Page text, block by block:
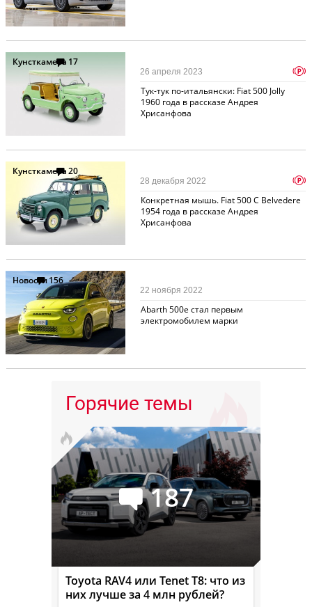
Кунсткамера 17
Тук-тук по-итальянски: Fiat 500 Jolly
1960 года в рассказе Андрея
Хрисанфова
26 апреля 2023 p
Кунсткамера20
Конкретная мышь. Fiat 500 C Belvedere
1954 года в рассказе Андрея
Хрисанфова
28 декабря 2022 p
Новости156
Abarth 500e стал первым
электромобилем марки
22 ноября 2022
Горячие темы
187
Toyota RAV4 или Tenet T8: что из
них лучше за 4 млн рублей?